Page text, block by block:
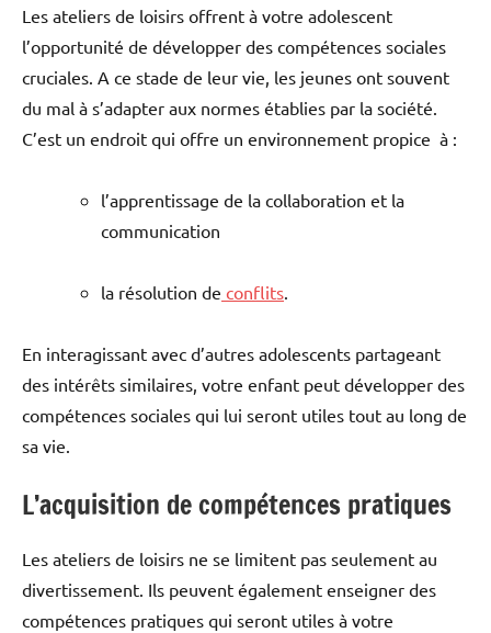
Les ateliers de loisirs offrent à votre adolescent
l’opportunité de développer des compétences sociales
cruciales. A ce stade de leur vie, les jeunes ont souvent
du mal à s’adapter aux normes établies par la société.
C’est un endroit qui offre un environnement propice à :
l’apprentissage de la collaboration et la
communication
la résolution de conflits.
En interagissant avec d’autres adolescents partageant
des intérêts similaires, votre enfant peut développer des
compétences sociales qui lui seront utiles tout au long de
sa vie.
L’acquisition de compétences pratiques
Les ateliers de loisirs ne se limitent pas seulement au
divertissement. Ils peuvent également enseigner des
compétences pratiques qui seront utiles à votre